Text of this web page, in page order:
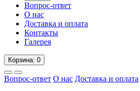
Вопрос-ответ
О нас
Доставка и оплата
Контакты
Галерея
Корзина: 0
Вопрос-ответ О нас Доставка и оплата